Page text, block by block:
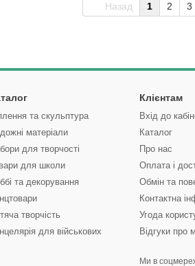
Назад 1 2 3
та скульптура
матеріали
для творчості
для школи
та декорування
творчість
для військових
Клієнтам
Вхід до
Каталог
Про нас
Оплата і
Обмін та
Контактна
Угода
Відгуки про
Ми в